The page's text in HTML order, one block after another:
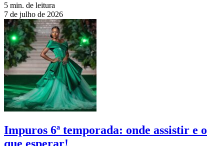
5 min. de leitura
7 de julho de 2026
Impuros 6ª temporada: onde assistir e o
que esperar!